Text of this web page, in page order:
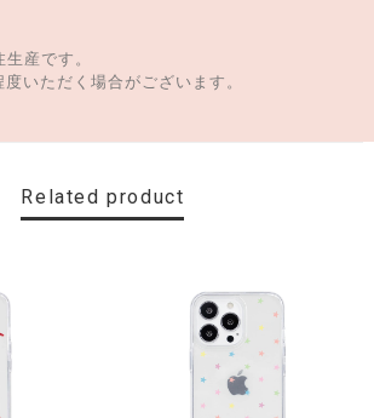
産です。
いただく場合がございます。
Related product